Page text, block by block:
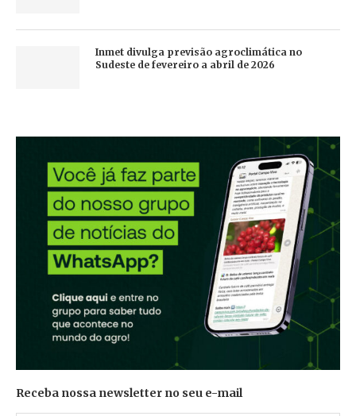
Inmet divulga previsão agroclimática no
Sudeste de fevereiro a abril de 2026
Receba nossa newsletter no seu e-mail